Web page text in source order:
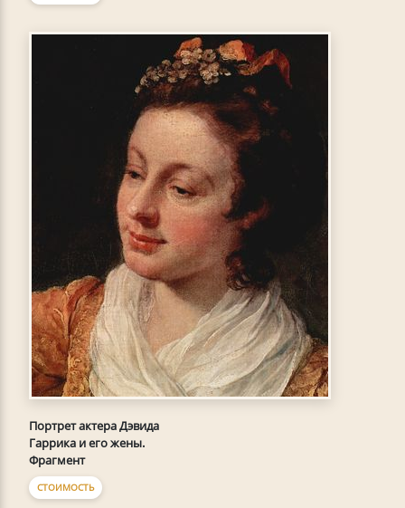
Портрет актера Дэвида
Гаррика и его жены.
Фрагмент
СТОИМОСТЬ